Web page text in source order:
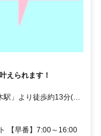
えられます！
駅」より徒歩約13分(約
【早番】7:00～16:00